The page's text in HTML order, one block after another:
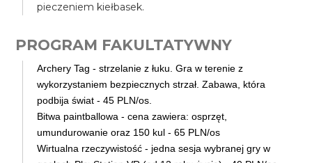
pieczeniem kiełbasek.
PROGRAM FAKULTATYWNY
Archery Tag - strzelanie z łuku. Gra w terenie z
wykorzystaniem bezpiecznych strzał. Zabawa, która
podbija świat - 45 PLN/os.
Bitwa paintballowa - cena zawiera: osprzęt,
umundurowanie oraz 150 kul - 65 PLN/os
Wirtualna rzeczywistość - jedna sesja wybranej gry w